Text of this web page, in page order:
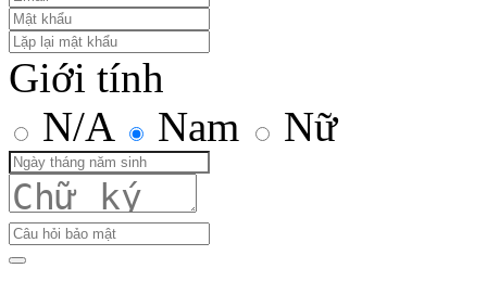
Giới tính
N/A
Nam Nữ